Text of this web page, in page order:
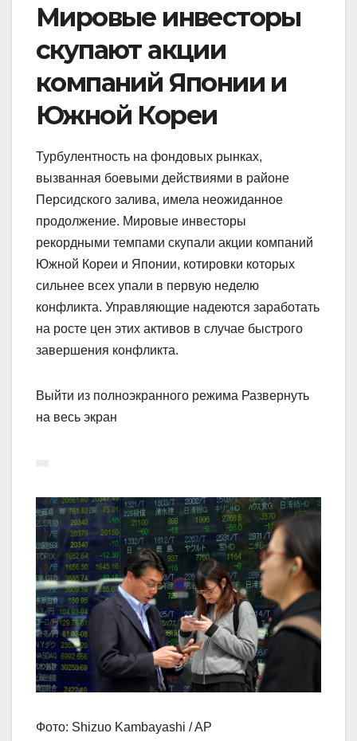
Мировые инвесторы
скупают акции
компаний Японии и
Южной Кореи
Турбулентность на фондовых рынках,
вызванная боевыми действиями в районе
Персидского залива, имела неожиданное
продолжение. Мировые инвесторы
рекордными темпами скупали акции компаний
Южной Кореи и Японии, котировки которых
сильнее всех упали в первую неделю
конфликта. Управляющие надеются заработать
на росте цен этих активов в случае быстрого
завершения конфликта.
Выйти из полноэкранного режима Развернуть
на весь экран
Фото: Shizuo Kambayashi / AP